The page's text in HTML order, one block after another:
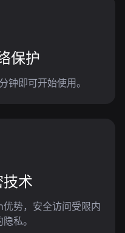
保护
钟即可开始使用。
术
势，安全访问受限内
私。